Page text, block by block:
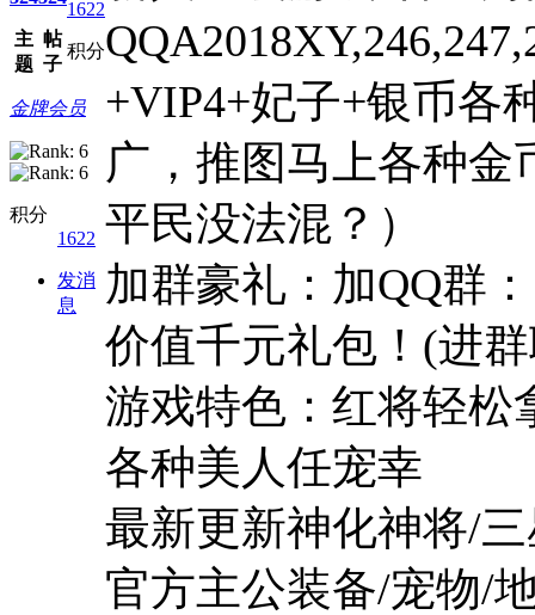
主
题
帖
子
1622
积分
金牌会员
积分
1622
发消
息
+VIP4+妃子+银币各
广，推图马上各种
平民没法混？）
加群豪礼：加QQ群
价值千元礼包！(进
游戏特色：红将轻松
各种美人任宠幸
最新更新神化神将/
官方主公装备/宠物/